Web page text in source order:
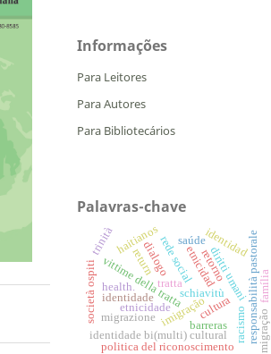
Informações
Para Leitores
Para Autores
Para Bibliotecários
Palavras-chave
tratta
vittime della tratta diritti umani
schiavitù responsabilità pastorale
identidade cultura
etnicidadeimigração
identidade bi(multi) cultural
família
rede social
società ospiti
politica del riconoscimento
etnicidad
identidad
haitianos
racismo
dialogo
trinità
migrazione migração
retorno
saúde
return
health.
barreras